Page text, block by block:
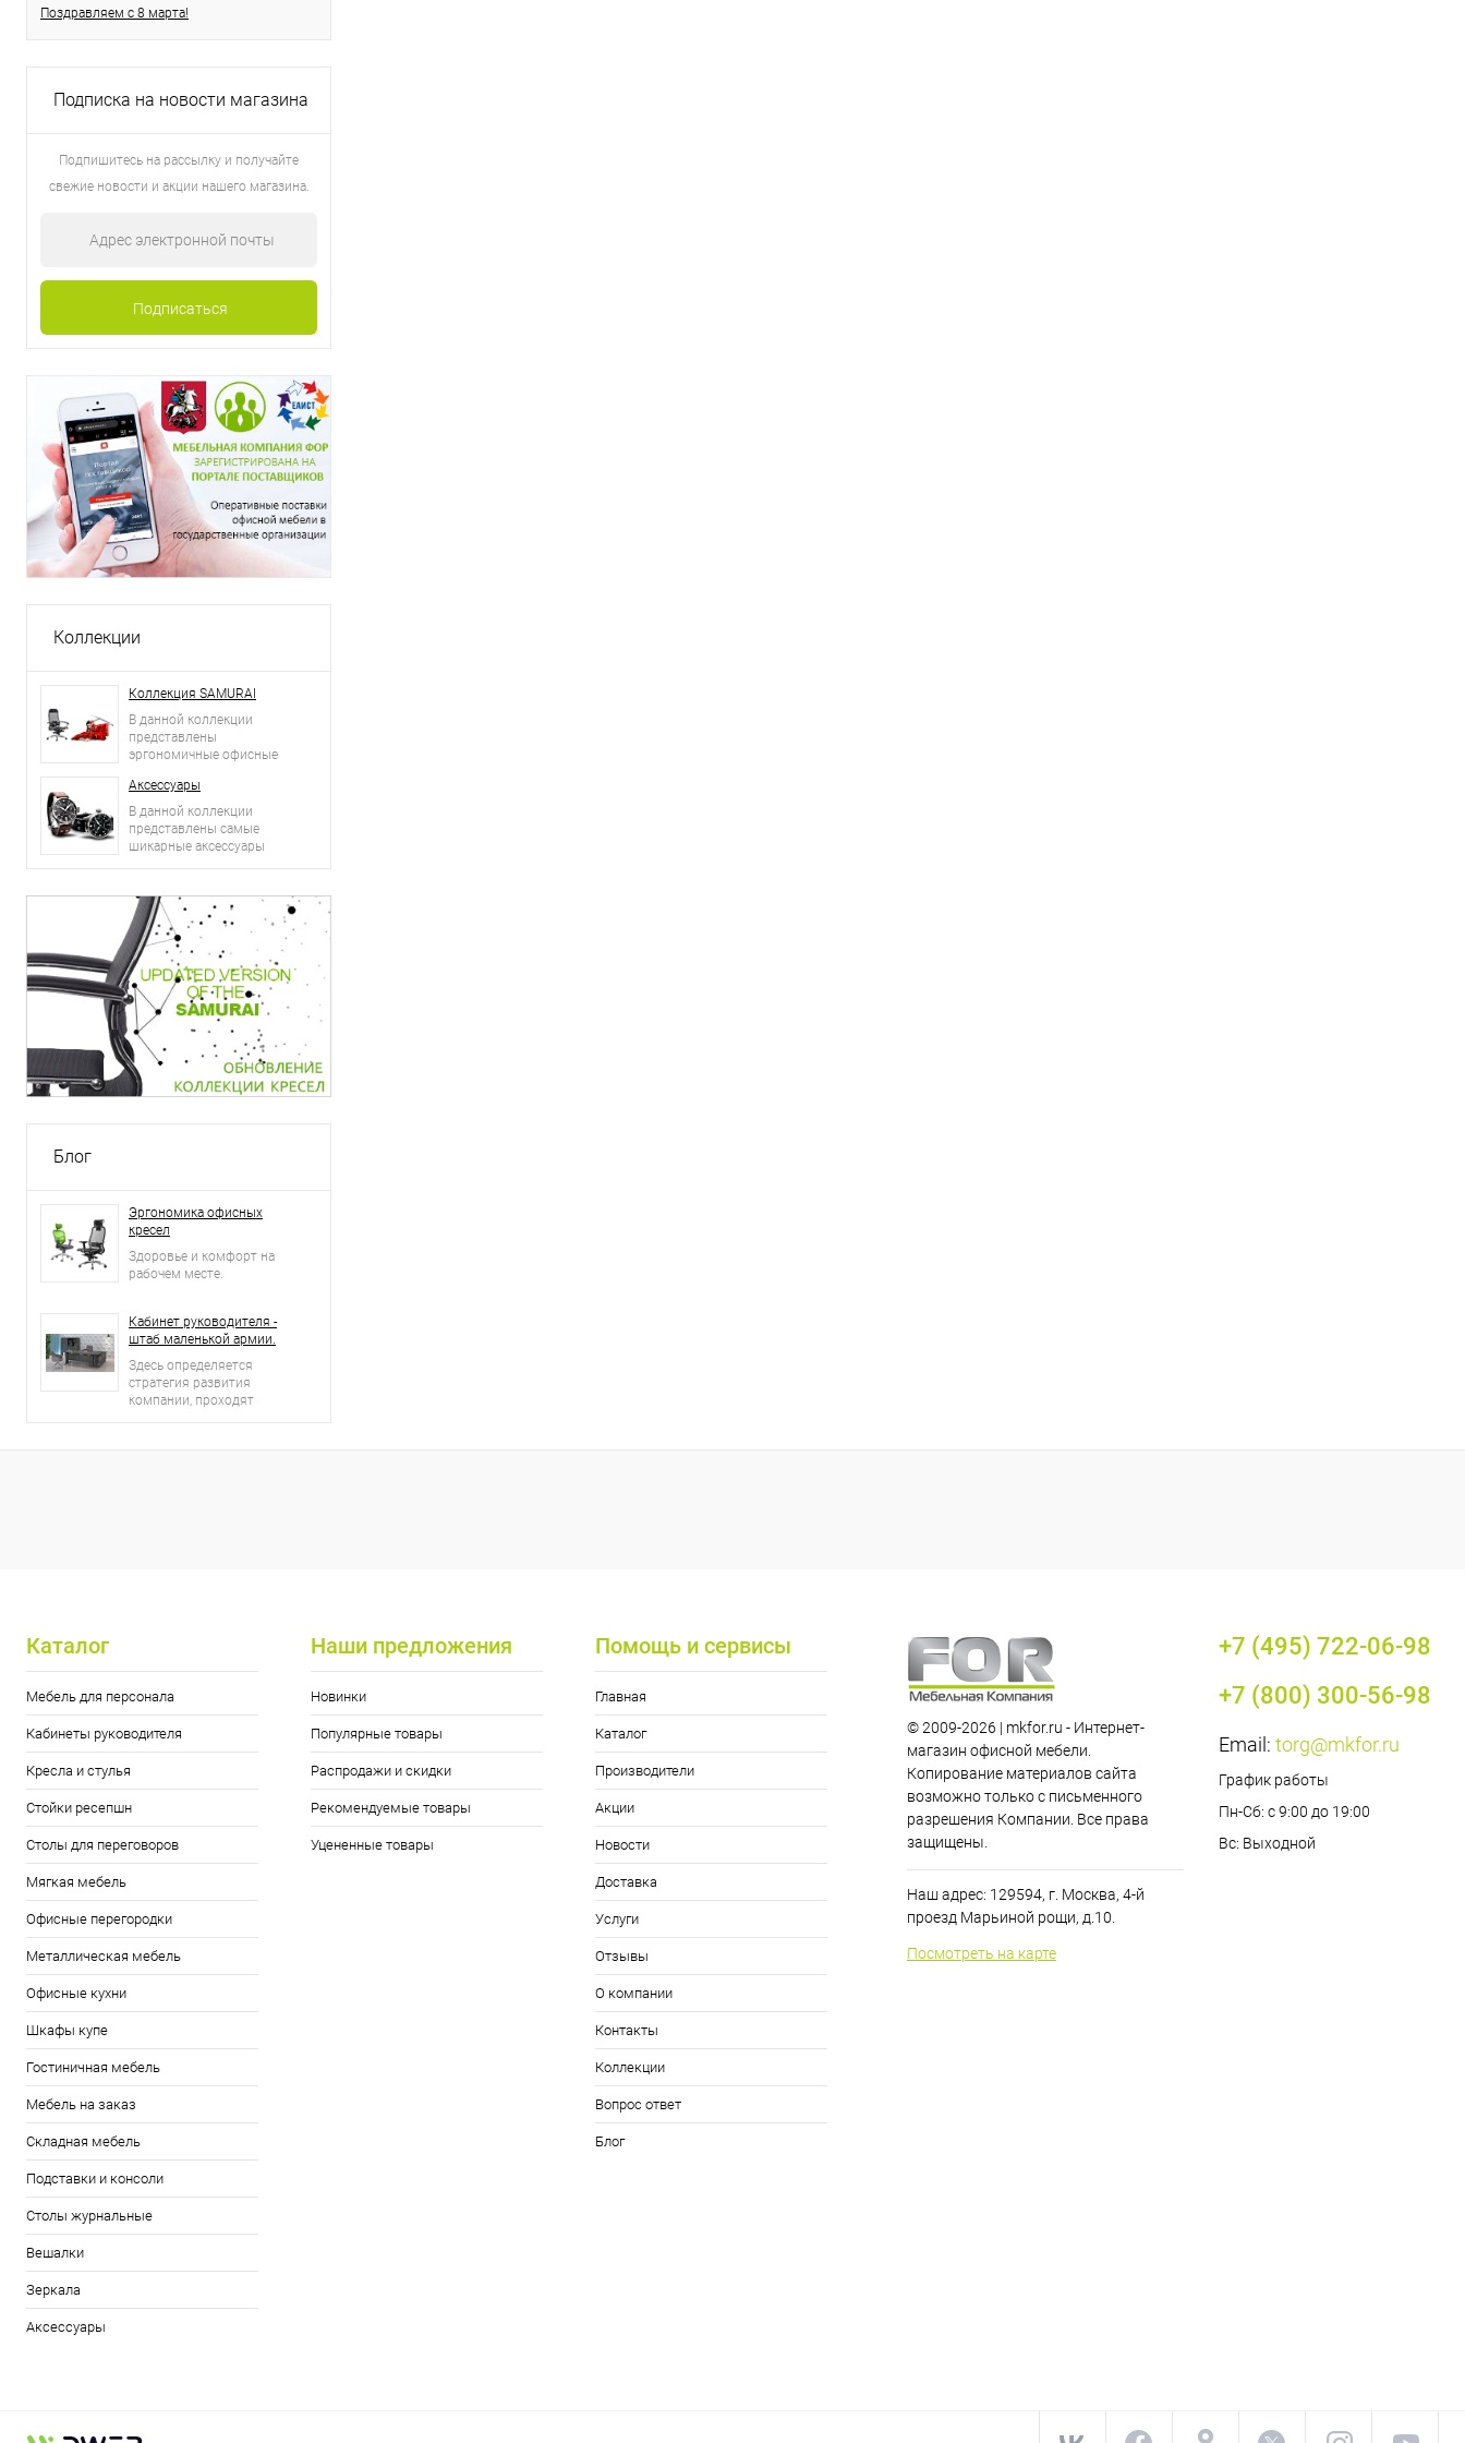
Поздравляем с 8 марта!
Подписка на новости магазина
Подпишитесь на рассылку и получайте
свежие новости и акции нашего магазина.
Коллекции
Коллекция SAMURAI
В данной коллекции
представлены
эргономичные офисные
Аксессуары
В данной коллекции
представлены самые
шикарные аксессуары
Блог
Эргономика офисных
кресел
Здоровье и комфорт на
рабочем месте.
Кабинет руководителя -
штаб маленькой армии.
Здесь определяется
стратегия развития
компании, проходят
Каталог
Мебель для персонала
Кабинеты руководителя
Кресла и стулья
Стойки ресепшн
Столы для переговоров
Мягкая мебель
Офисные перегородки
Металлическая мебель
Офисные кухни
Шкафы купе
Гостиничная мебель
Мебель на заказ
Складная мебель
Подставки и консоли
Столы журнальные
Вешалки
Зеркала
Аксессуары
Наши предложения
Новинки
Популярные товары
Распродажи и скидки
Рекомендуемые товары
Уцененные товары
Помощь и сервисы
Главная
Каталог
Производители
Акции
Новости
Доставка
Услуги
Отзывы
О компании
Контакты
Коллекции
Вопрос ответ
Блог
© 2009-2026 | mkfor.ru - Интернет-
магазин офисной мебели.
Копирование материалов сайта
возможно только с письменного
разрешения Компании. Все права
защищены.
Наш адрес: 129594, г. Москва, 4-й
проезд Марьиной рощи, д.10.
Посмотреть на карте
+7 (495) 722-06-98
+7 (800) 300-56-98
Email: torg@mkfor.ru
График работы
Пн-Сб: с 9:00 до 19:00
Вс: Выходной